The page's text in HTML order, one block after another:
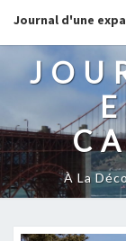
Journal d'une
À La